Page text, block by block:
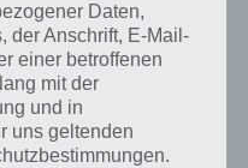
sind, hast du hier stets
leider nicht mehr?
Daten,
der Anschrift, E-Mail-
einer betroffenen
mit der
und in
uns geltenden